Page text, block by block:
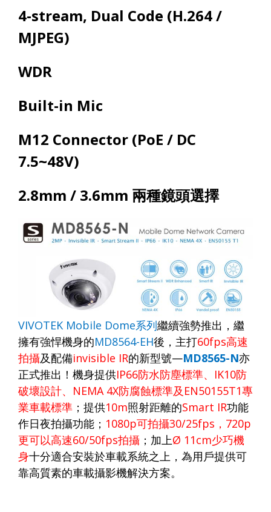
4-stream, Dual Code (H.264 /
MJPEG)
WDR
Built-in Mic
M12 Connector (PoE / DC
7.5~48V)
2.8mm / 3.6mm 兩種鏡頭選擇
VIVOTEK Mobile Dome系列繼續強勢推出，繼
擁有強悍機身的MD8564-EH後，主打60fps高速
拍攝及配備invisible IR的新型號—MD8565-N亦
正式推出！ 機身提供IP66防水防塵標準、 IK10防
破壞設計、 NEMA 4X防腐蝕標準及 EN50155T1專
業車載標準 ；提供10m照射距離的Smart IR功能
作日夜拍攝功能； 1080p可拍攝30/25fps ， 720p
更可以高速60/50fps拍攝 ；加上Ø 11cm少巧機
身十分適合安裝於車載系統之上，為用戶提供可
靠高質素的車載攝影機解決方案。